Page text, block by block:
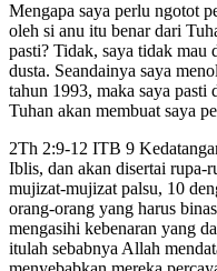
Mengapa saya perlu ngotot
oleh si anu itu benar dari
pasti? Tidak, saya tidak mau
dusta. Seandainya saya
tahun 1993, maka saya pasti
Tuhan akan membuat saya
2Th 2:9-12 ITB 9
Iblis, dan akan disertai rupa-
mujizat-mujizat palsu, 10
orang-orang yang harus
mengasihi kebenaran yang
itulah sebabnya Allah